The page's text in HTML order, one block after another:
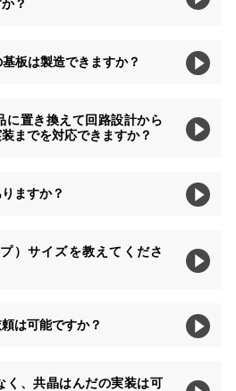
？
板は製造できますか？
に置き換えて回路設計から
までを対応できますか？
ますか？
）サイズを教えてくださ
は可能ですか？
く、共晶はんだの実装は可